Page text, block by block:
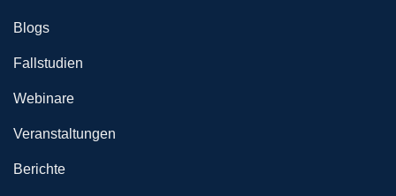
Blogs
Fallstudien
Webinare
Veranstaltungen
Berichte